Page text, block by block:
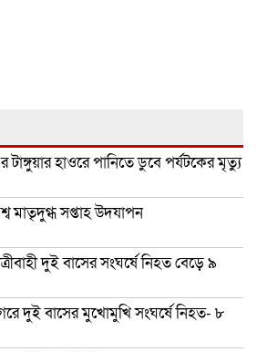
টাঙ্গুয়ার হাওরে পানিতে ডুবে পর্যটকের মৃত্যু
মাতৃদুগ্ধ সপ্তাহ উদযাপন
দুই বাসের সংঘর্ষে নিহত বেড়ে ৯
দুই বাসের মুখোমুখি সংঘর্ষে নিহত- ৮